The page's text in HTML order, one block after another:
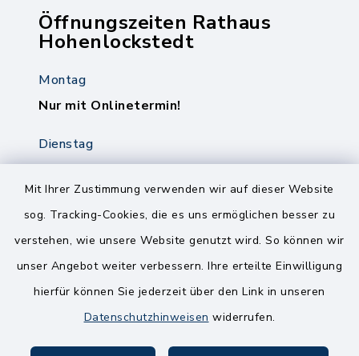
Mit Ihrer Zustimmung verwenden wir auf dieser Website
sog. Tracking-Cookies, die es uns ermöglichen besser zu
verstehen, wie unsere Website genutzt wird. So können wir
unser Angebot weiter verbessern. Ihre erteilte Einwilligung
hierfür können Sie jederzeit über den Link in unseren
Datenschutzhinweisen widerrufen.
Öffnungszeiten Rathaus
Hohenlockstedt
Montag
Nur mit Onlinetermin!
Dienstag
8.00-12.00 Uhr
14.00-18.00 Uhr
Freitag
8.00-11.00 Uhr